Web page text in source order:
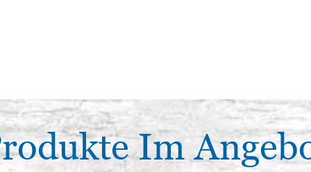
Im